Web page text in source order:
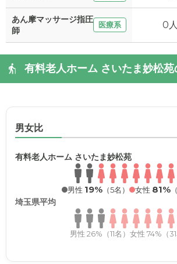
あん摩マッサージ指圧
師
医療系 0人
有料老人ホーム さいたま妙松
男女比
有料老人ホーム さいたま妙松苑
男性 19%（5名） 女性 81%
埼玉県平均
男性 26%（11名） 女性 74%（31